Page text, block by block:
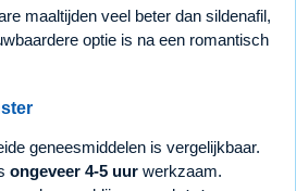
maaltijden veel beter dan sildenafil,
optie is na een romantisch
geneesmiddelen is vergelijkbaar.
ongeveer 4-5 uur werkzaam.